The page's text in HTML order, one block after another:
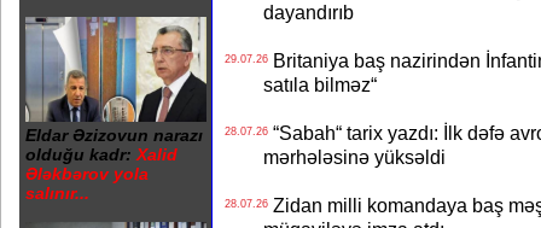
Eldar Əzizovun narazı
olduğu kadr: Xalid
Ələkbərov yola
salınır...
dayandırıb
29.07.26Britaniya baş nazirindən
satıla bilməz“
28.07.26“Sabah“ tarix yazdı: İlk dəfə
mərhələsinə yüksəldi
28.07.26Zidan milli komandaya baş